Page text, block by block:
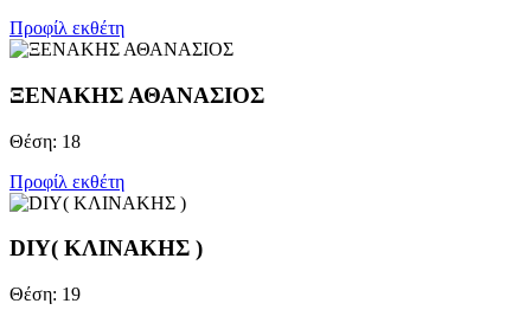
Προφίλ εκθέτη
ΞΕΝΑΚΗΣ ΑΘΑΝΑΣΙΟΣ
Θέση: 18
Προφίλ εκθέτη
DIY( ΚΛΙΝΑΚΗΣ )
Θέση: 19